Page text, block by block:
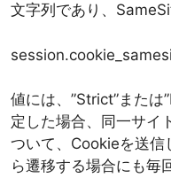
文字列であり、
値には、”Strict”または
定した場合、同一サイ
ついて、Cookieを送信
ら遷移する場合にも毎